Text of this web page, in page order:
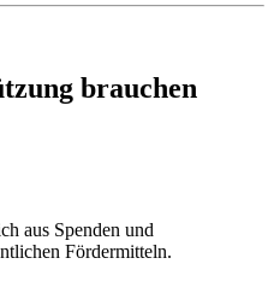
brauchen
aus Spenden und
Fördermitteln.